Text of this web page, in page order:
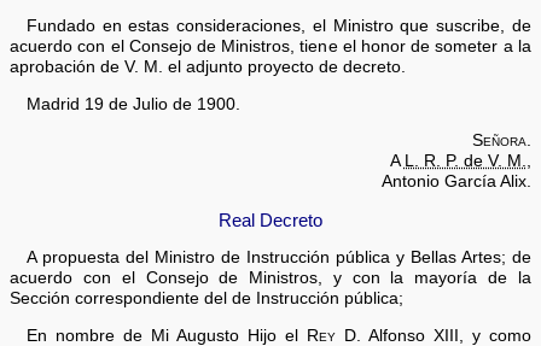
Fundado en estas consideraciones, el Ministro que suscribe, de
acuerdo con el Consejo de Ministros, tiene el honor de someter a la
aprobación de V. M. el adjunto proyecto de decreto.
Madrid 19 de Julio de 1900.
Señora.
A L. R. P. de V. M.,
Antonio García Alix.
Real Decreto
A propuesta del Ministro de Instrucción pública y Bellas Artes; de
acuerdo con el Consejo de Ministros, y con la mayoría de la
Sección correspondiente del de Instrucción pública;
En nombre de Mi Augusto Hijo el ReyD. Alfonso XIII, y como